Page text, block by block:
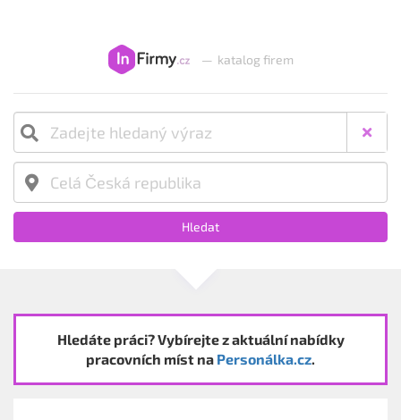
— katalog firem
Hledat
Hledáte práci? Vybírejte z aktuální nabídky
pracovních míst na Personálka.cz.